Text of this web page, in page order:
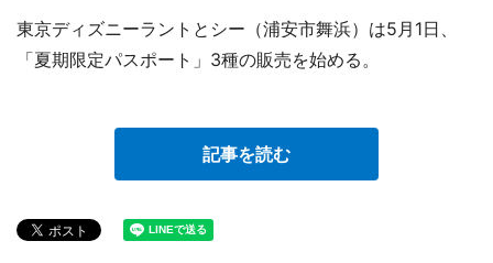
東京ディズニーラントとシー（浦安市舞浜）は5月1日、
「夏期限定パスポート」3種の販売を始める。
記事を読む